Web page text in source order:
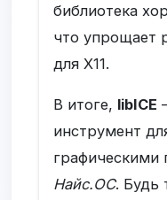
библиотека
что упрощает
для X11.
В итоге, libICE
инструмент
графическими
Найс.ОС. Будь